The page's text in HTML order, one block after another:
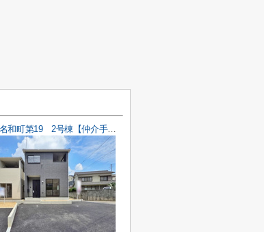
東海市名和町第19 2号棟【仲介手数料0円】